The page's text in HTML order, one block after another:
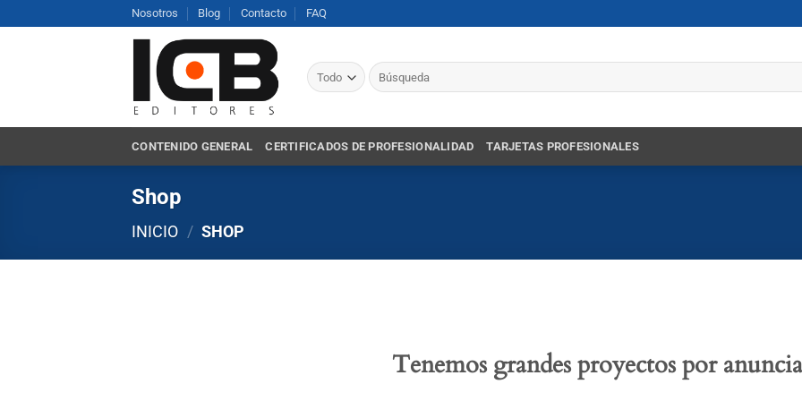
al
Nosotros Blog Contacto FAQ
Buscar
por:
CONTENIDO GENERAL CERTIFICADOS DE PROFESIONALIDAD TARJETAS PROFESIONALES
Shop
INICIO / SHOP
Tenemos grandes proyectos por